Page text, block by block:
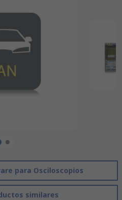
para Osciloscopios
similares